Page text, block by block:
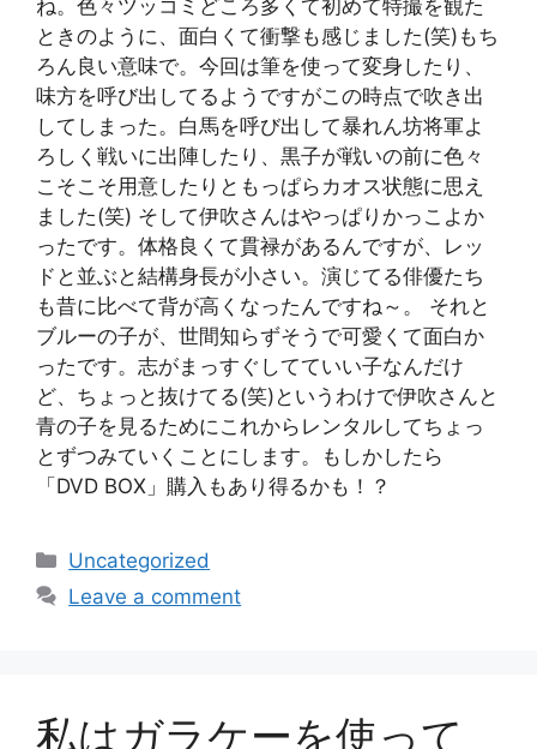
ね。色々ツッコミどころ多くて初めて特撮を観た
ときのように、面白くて衝撃も感じました(笑)もち
ろん良い意味で。今回は筆を使って変身したり、
味方を呼び出してるようですがこの時点で吹き出
してしまった。白馬を呼び出して暴れん坊将軍よ
ろしく戦いに出陣したり、黒子が戦いの前に色々
こそこそ用意したりともっぱらカオス状態に思え
ました(笑) そして伊吹さんはやっぱりかっこよか
ったです。体格良くて貫禄があるんですが、レッ
ドと並ぶと結構身長が小さい。演じてる俳優たち
も昔に比べて背が高くなったんですね～。 それと
ブルーの子が、世間知らずそうで可愛くて面白か
ったです。志がまっすぐしてていい子なんだけ
ど、ちょっと抜けてる(笑)というわけで伊吹さんと
青の子を見るためにこれからレンタルしてちょっ
とずつみていくことにします。もしかしたら
「DVD BOX」購入もあり得るかも！？
Categories
Uncategorized
Leave a comment
私はガラケーを使って